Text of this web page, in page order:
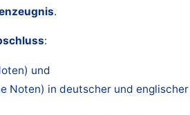
.
:
und
Noten) in deutscher und englischer